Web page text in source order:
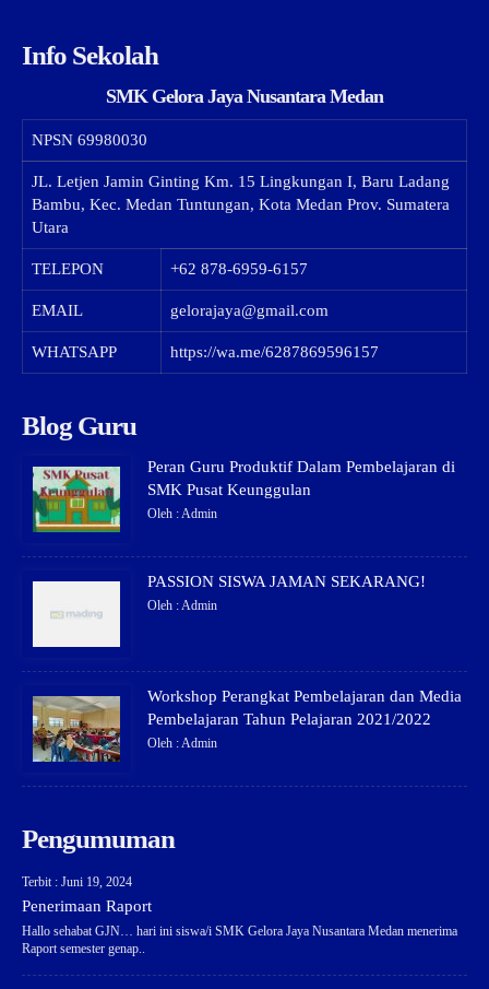
Info Sekolah
SMK Gelora Jaya Nusantara Medan
NPSN 69980030
JL. Letjen Jamin Ginting Km. 15 Lingkungan I, Baru Ladang
Bambu, Kec. Medan Tuntungan, Kota Medan Prov. Sumatera
Utara
TELEPON +62 878-6959-6157
EMAIL gelorajaya@gmail.com
WHATSAPP https://wa.me/6287869596157
Blog Guru
Peran Guru Produktif Dalam Pembelajaran di
SMK Pusat Keunggulan
Oleh : Admin
PASSION SISWA JAMAN SEKARANG!
Oleh : Admin
Workshop Perangkat Pembelajaran dan Media
Pembelajaran Tahun Pelajaran 2021/2022
Oleh : Admin
Pengumuman
Terbit : Juni 19, 2024
Penerimaan Raport
Hallo sehabat GJN… hari ini siswa/i SMK Gelora Jaya Nusantara Medan menerima
Raport semester genap..